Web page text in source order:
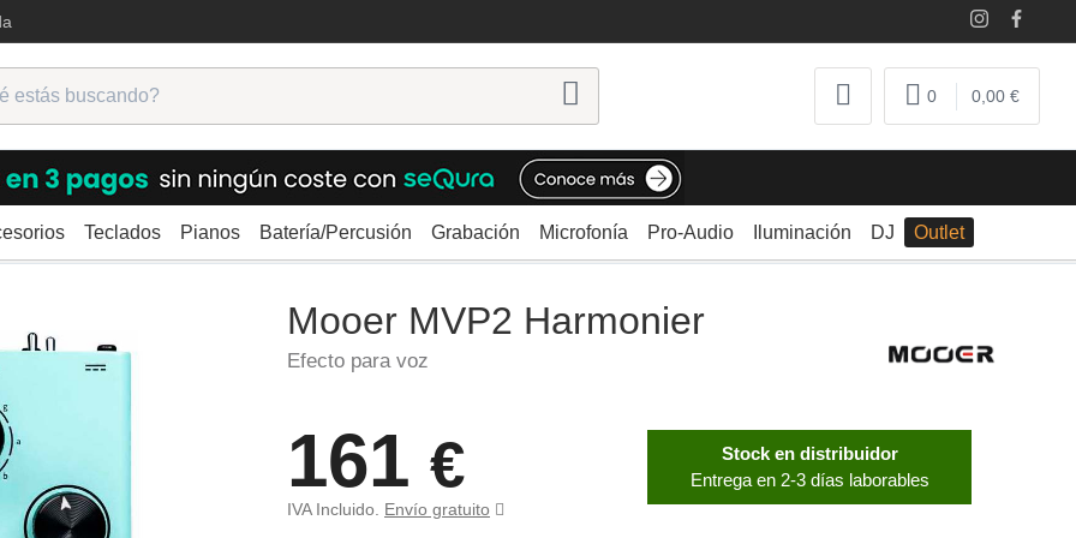
0 0,00 €
Teclados Pianos Batería/Percusión Grabación Microfonía Pro-Audio Iluminación DJ Outlet
Mooer MVP2 Harmonier
Mooer MVP2 Harmonier
Efecto para voz
161 €
IVA Incluido. Envío gratuito
Stock en distribuidor
Entrega en 2-3 días laborables